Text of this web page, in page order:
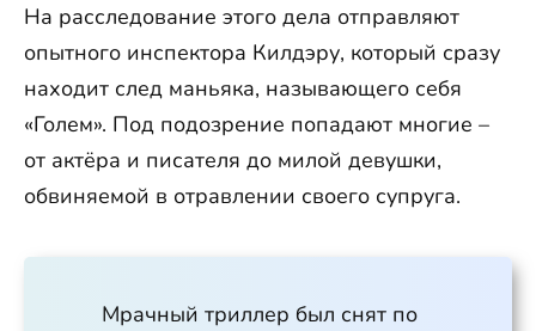
На расследование этого дела отправляют
опытного инспектора Килдэру, который сразу
находит след маньяка, называющего себя
«Голем». Под подозрение попадают многие –
от актёра и писателя до милой девушки,
обвиняемой в отравлении своего супруга.
Мрачный триллер был снят по